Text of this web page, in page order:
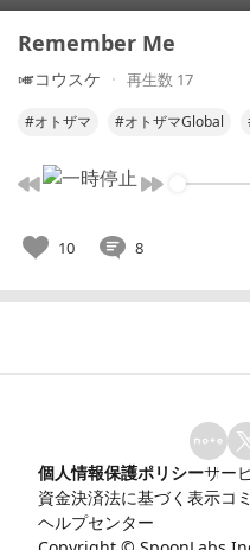
Remember Me
🎺コウスケ 再生数 17
#オトザマ #オトザマGlobal
10 8
個人情報保護ポリシーサー
資金決済法に基づく表示コ
ヘルプセンター